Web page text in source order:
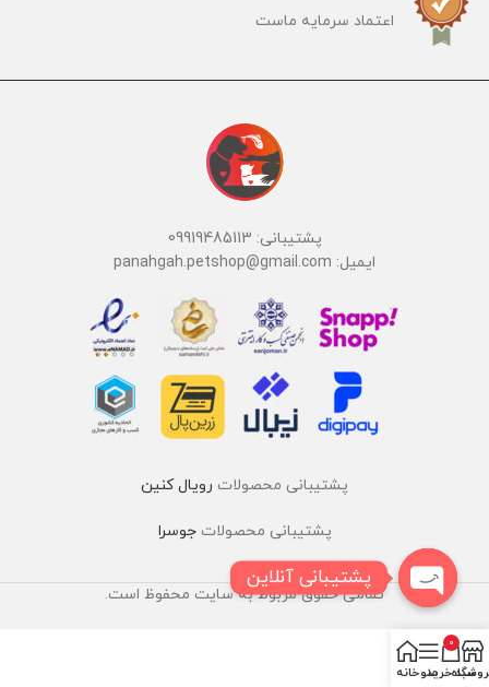
اعتماد سرمایه ماست
پشتیبانی: 09919485113
ایمیل: panahgah.petshop@gmail.com
پشتیبانی محصولات رویال کنین
پشتیبانی محصولاتجوسرا
تمامی حقوق مربوط به سایت محفوظ است.
0
سبد خرید
منوخانه
پشتیبانی آنلاین